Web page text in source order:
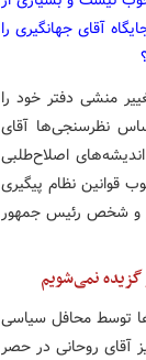
آقای جهانگیری را
منشی دفتر خود را
به جامعه منتقل کرد. در دوران انتخابات ۹۶ بر اساس نظرسنجی‌ها آقای
اصلاح‌طلبی
قوانین نظام پیگیری
و شخص رئیس جمهور
گزیده نمی‌شویم
توسط محافل سیاسی
روحانی در حصر